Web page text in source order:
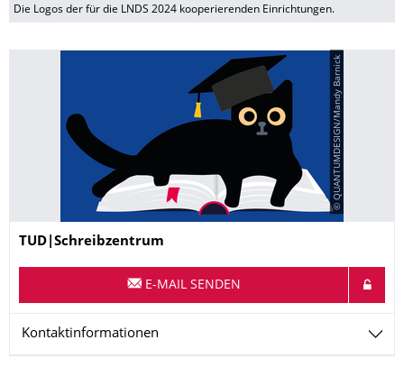
Die Logos der für die LNDS 2024 kooperierenden Einrichtungen.
© QUANTUMDESIGN/Mandy Barnick
Name
TUD|Schreibzentrum
E-MAIL SENDEN
Kontaktinformationen